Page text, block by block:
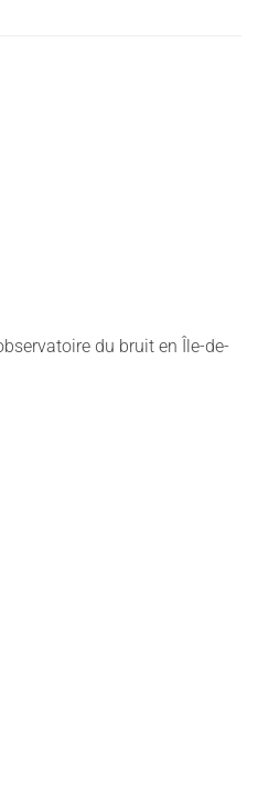
du bruit en Île-de-